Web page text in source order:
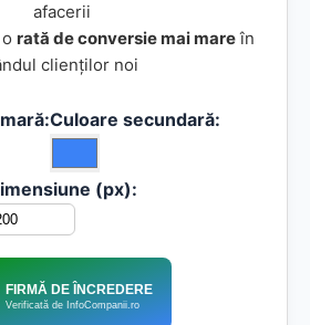
afacerii
rată de conversie mai mareîn
clienților noi
Culoare secundară:
(px):
FIRMĂ DE ÎNCREDERE
Verificată de InfoCompanii.ro